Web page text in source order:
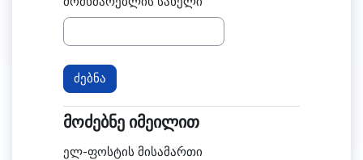
მოძებნე იმეილით
მოძებნე იმეილით
ელ-ფოსტის მისამართი